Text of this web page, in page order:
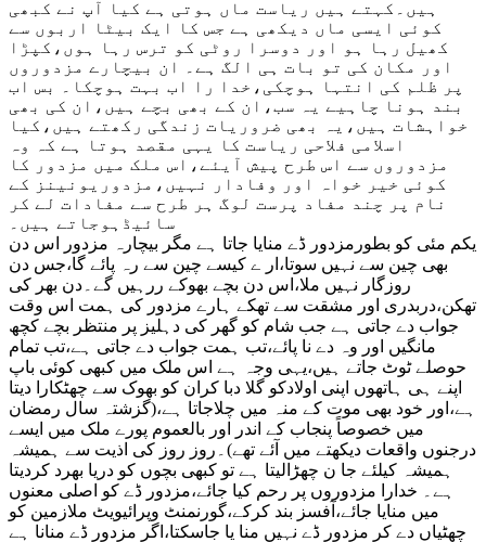
ہیں۔کہتے ہیں ریاست ماں ہوتی ہے کیا آپ نے کبھی
کوئی ایسی ماں دیکھی ہے جس کا ایک بیٹا اربوں سے
کھیل رہا ہو اور دوسرا روٹی کو ترس رہا ہوں،کپڑا
اور مکان کی تو بات ہی الگ ہے۔ ان بیچارے مزدوروں
پر ظلم کی انتہا ہوچکی،خدا را اب بہت ہوچکا۔ بس اب
بند ہونا چاہیے یہ سب،ان کے بھی بچے ہیں،ان کی بھی
خواہشات ہیں،یہ بھی ضروریات زندگی رکھتے ہیں،کیا
اسلامی فلاحی ریاست کا یہی مقصد ہوتا ہے کہ وہ
مزدوروں سے اس طرح پیش آیئے،اس ملک میں مزدور کا
کوئی خیر خواہ اور وفادار نہیں،مزدوریونینز کے
نام پر چند مفاد پرست لوگ ہر طرح سے مفادات لے کر
سائیڈہوجاتے ہیں۔
یکم مئی کو بطورمزدور ڈے منایا جاتا ہے مگر بیچارہ مزدور اس دن
بھی چین سے نہیں سوتا،ار ے کیسے چین سے رہ پائے گا،جس دن
روزگار نہیں ملا،اس دن بچے بھوکے ررہیں گے۔دن بھر کی
تھکن،دربدری اور مشقت سے تھکے ہارے مزدور کی ہمت اس وقت
جواب دے جاتی ہے جب شام کو گھر کی دہلیز پر منتظر بچے کچھ
مانگیں اور وہ دے نا پائے،تب ہمت جواب دے جاتی ہے،تب تمام
حوصلے ٹوٹ جاتے ہیں،یہی وجہ ہے اس ملک میں کبھی کوئی باپ
اپنے ہی ہاتھوں اپنی اولادکو گلا دبا کران کو بھوک سے چھٹکارا دیتا
ہے،اور خود بھی موت کے منہ میں چلاجاتا ہے،(گزشتہ سال رمضان
میں خصوصاً پنجاب کے اندر اور بالعموم پورے ملک میں ایسے
درجنوں واقعات دیکھتے میں آئے تھے)۔روز روز کی اذیت سے ہمیشہ
ہمیشہ کیلئے جا ن چھڑالیتا ہے تو کبھی بچوں کو دریا بھرد کردیتا
ہے۔ خدارا مزدوروں پر رحم کیا جائے،مزدور ڈے کو اصلی معنوں
میں منایا جائے،آفسز بند کرکے،گورنمنٹ وپرائیویٹ ملازمین کو
چھٹیاں دے کر مزدور ڈے نہیں منا یا جاسکتا،اگر مزدور ڈے منانا ہے